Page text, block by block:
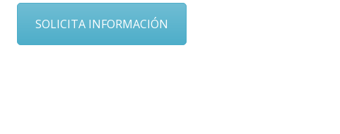
SOLICITA INFORMACIÓN